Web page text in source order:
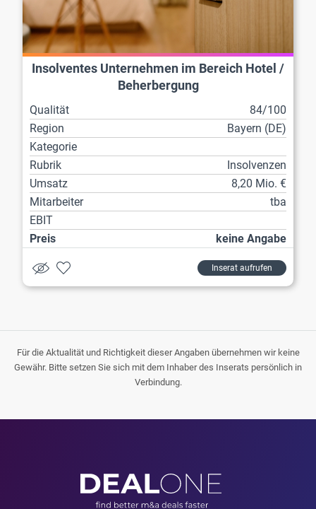
Insolventes Unternehmen im Bereich Hotel /
Beherbergung
Qualität
84/100
Region
Bayern (DE)
Kategorie
Rubrik
Insolvenzen
Umsatz
8,20 Mio. €
Mitarbeiter
tba
EBIT
Preis
keine Angabe
Inserat aufrufen
Für die Aktualität und Richtigkeit dieser Angaben übernehmen wir keine
Gewähr. Bitte setzen Sie sich mit dem Inhaber des Inserats persönlich in
Verbindung.